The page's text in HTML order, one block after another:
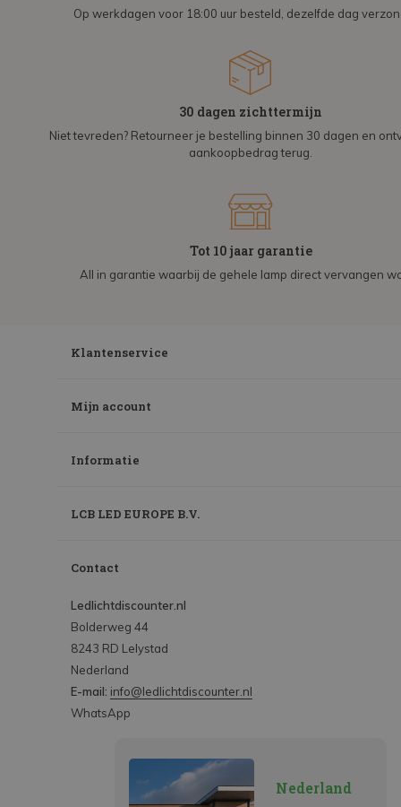
Op werkdagen voor 18:00 uur besteld, dezelfde dag
30 dagen zichttermijn
Niet tevreden? Retourneer je bestelling binnen 30 dagen en
aankoopbedrag terug.
Tot 10 jaar garantie
All in garantie waarbij de gehele lamp direct vervangen
Klantenservice
Mijn account
Informatie
LCB LED EUROPE B.V.
Contact
Ledlichtdiscounter.nl
Bolderweg 44
8243 RD Lelystad
Nederland
E-mail: info@ledlichtdiscounter.nl
WhatsApp
Nederland